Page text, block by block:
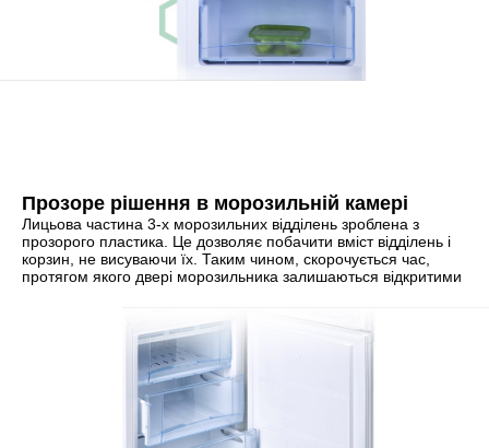
Прозоре рішення в морозильній камері
Лицьова частина 3-х морозильних відділень зроблена з
прозорого пластика. Це дозволяє побачити вміст відділень і
корзин, не висуваючи їх. Таким чином, скорочується час,
протягом якого двері морозильника залишаються відкритими